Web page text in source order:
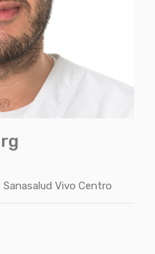
Sanasalud Vivo Centro